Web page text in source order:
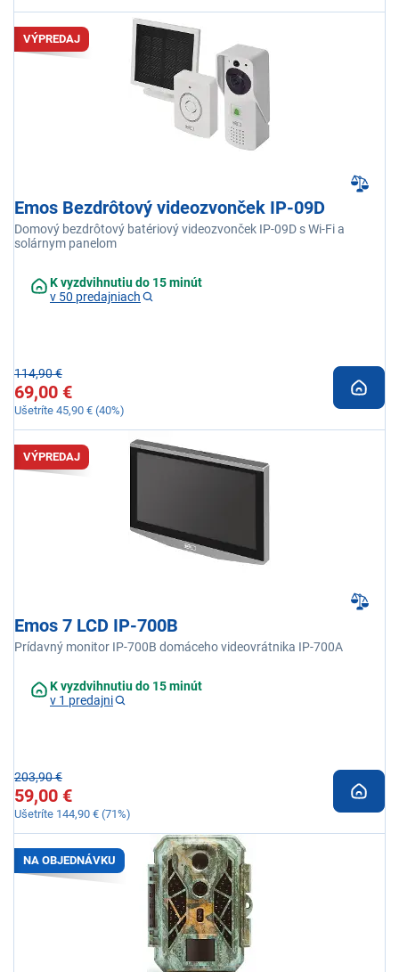
VÝPREDAJ
Emos Bezdrôtový videozvonček IP-09D
Domový bezdrôtový batériový videozvonček IP-09D s Wi-Fi a
solárnym panelom
K vyzdvihnutiu do 15 minút
v 50 predajniach
114,90 €
69,00 €
Ušetríte 45,90 € (40%)
VÝPREDAJ
Emos 7 LCD IP-700B
Prídavný monitor IP-700B domáceho videovrátnika IP-700A
K vyzdvihnutiu do 15 minút
v 1 predajni
203,90 €
59,00 €
Ušetríte 144,90 € (71%)
NA OBJEDNÁVKU